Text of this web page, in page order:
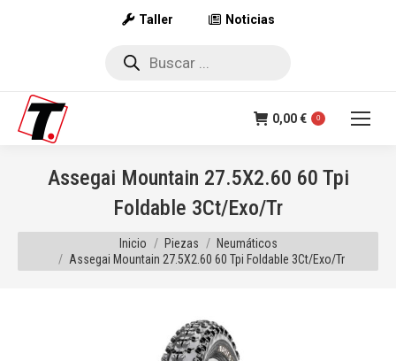
Taller Noticias
Búsqueda
0,00€ 0
Assegai Mountain 27.5X2.60 60 Tpi
Foldable 3Ct/Exo/Tr
Estás aquí:
Inicio Piezas
Neumáticos
Assegai Mountain 27.5X2.60 60 Tpi Foldable 3Ct/Exo/Tr